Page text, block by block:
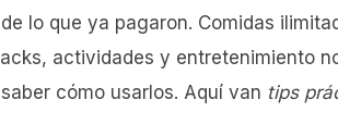
lo que ya pagaron. Comidas
actividades y entretenimiento
cómo usarlos. Aquí van tips